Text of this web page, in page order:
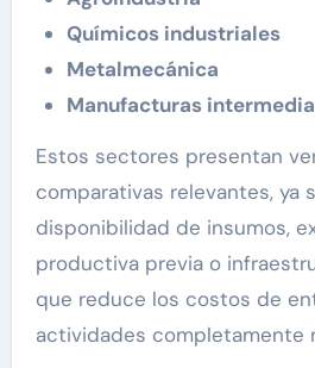
Químicos industriales
Metalmecánica
Manufacturas
Estos sectores presentan
comparativas relevantes, ya
disponibilidad de insumos,
productiva previa o
que reduce los costos de
actividades completamente